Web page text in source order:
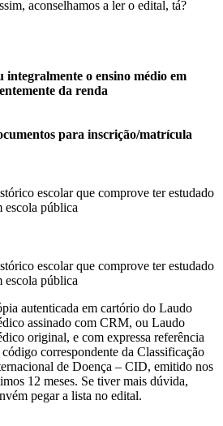
aconselhamos a ler o edital, tá?
integralmente o ensino médio em
da renda
para inscrição/matrícula
escolar que comprove ter estudado
escola pública
escolar que comprove ter estudado
escola pública
autenticada em cartório do Laudo
assinado com CRM, ou Laudo
original, e com expressa referência
código correspondente da Classificação
de Doença – CID, emitido nos
12 meses. Se tiver mais dúvida,
pegar a lista no edital.